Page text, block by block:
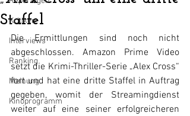
Kritiken
Interviews
Ranking
Meinung
Kinoprogramm
Staffel
Die Ermittlungen sind noch nicht
abgeschlossen. Amazon Prime Video
setzt die Krimi-Thriller-Serie „Alex Cross“
fort und hat eine dritte Staffel in Auftrag
gegeben, womit der Streamingdienst
weiter auf eine seiner erfolgreicheren